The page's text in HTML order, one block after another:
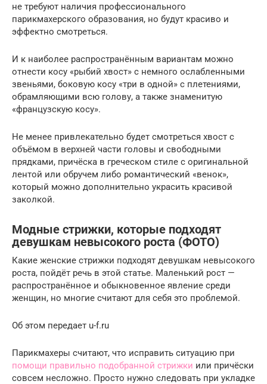
не требуют наличия профессионального
парикмахерского образования, но будут красиво и
эффектно смотреться.
И к наиболее распространённым вариантам можно
отнести косу «рыбий хвост» с немного ослабленными
звеньями, боковую косу «три в одной» с плетениями,
обрамляющими всю голову, а также знаменитую
«французскую косу».
Не менее привлекательно будет смотреться хвост с
объёмом в верхней части головы и свободными
прядками, причёска в греческом стиле с оригинальной
лентой или обручем либо романтический «венок»,
который можно дополнительно украсить красивой
заколкой.
Модные стрижки, которые подходят
девушкам невысокого роста (ФОТО)
Какие женские стрижки подходят девушкам невысокого
роста, пойдёт речь в этой статье. Маленький рост —
распространённое и обыкновенное явление среди
женщин, но многие считают для себя это проблемой.
Об этом передает u-f.ru
Парикмахеры считают, что исправить ситуацию при
помощи правильно подобранной стрижки или причёски
совсем несложно. Просто нужно следовать при укладке